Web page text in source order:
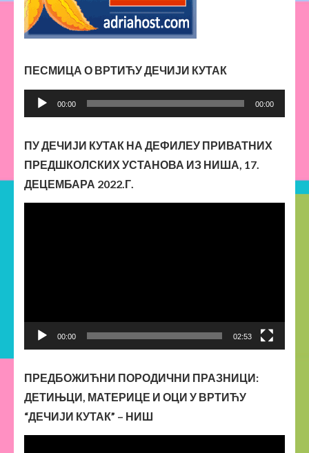
ПЕСМИЦА О ВРТИЋУ ДЕЧИЈИ КУТАК
Прегледач
звучних
00:00 00:00
ПУ ДЕЧИЈИ КУТАК НА ДЕФИЛЕУ ПРИВАТНИХ
ПРЕДШКОЛСКИХ УСТАНОВА ИЗ НИША, 17.
ДЕЦЕМБАРА 2022.Г.
00:00 02:53
ПРЕДБОЖИЋНИ ПОРОДИЧНИ ПРАЗНИЦИ:
ДЕТИЊЦИ, МАТЕРИЦЕ И ОЦИ У ВРТИЋУ
“ДЕЧИЈИ КУТАК” – НИШ